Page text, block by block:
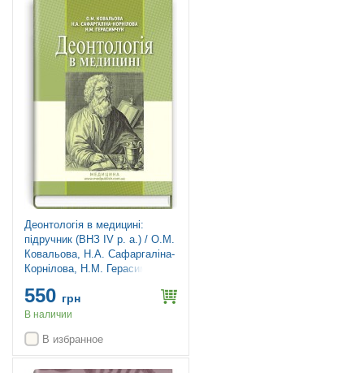
Деонтологія в медицині:
підручник (ВНЗ ІV р. а.) / О.М.
Ковальова, Н.А. Сафаргаліна-
Корнілова, Н.М. Герасимчук.
550 грн
В наличии
В избранное